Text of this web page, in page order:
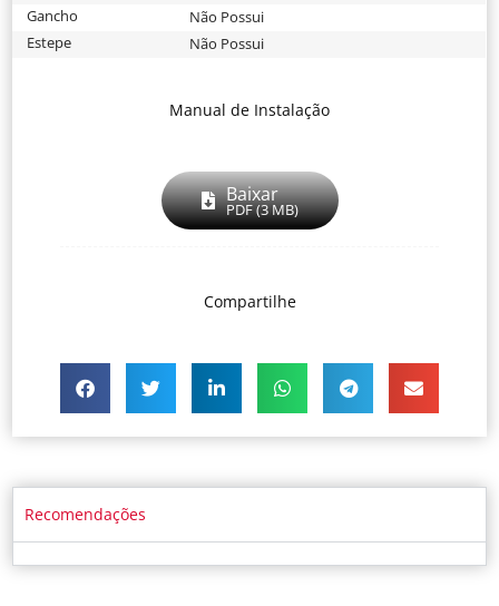
Gancho
Não Possui
Estepe
Não Possui
Manual de Instalação
Baixar
PDF (3 MB)
Compartilhe
Recomendações